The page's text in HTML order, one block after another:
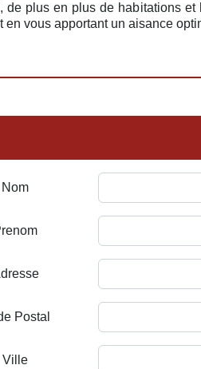
de plus en plus de habitations
en vous apportant un aisance
Nom
Postal
Ville